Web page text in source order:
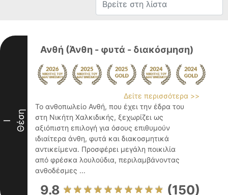
I Θέση
Ανθή (Άνθη - φυτά - διακόσμηση)
Δείτε περισσότερα >>
Το ανθοπωλείο Ανθή, που έχει την έδρα του
στη Νικήτη Χαλκιδικής, ξεχωρίζει ως
αξιόπιστη επιλογή για όσους επιθυμούν
ιδιαίτερα άνθη, φυτά και διακοσμητικά
αντικείμενα. Προσφέρει μεγάλη ποικιλία
από φρέσκα λουλούδια, περιλαμβάνοντας
ανθοδέσμες ...
9.8 (150)